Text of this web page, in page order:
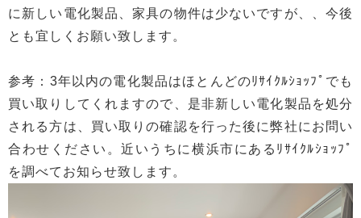
に新しい電化製品、家具の物件は少ないですが、、今後
とも宜しくお願い致します。
参考：3年以内の電化製品はほとんどのﾘｻｲｸﾙｼｮｯﾌﾟでも
買い取りしてくれますので、是非新しい電化製品を処分
される方は、買い取りの確認を行った後に弊社にお問い
合わせください。近いうちに横浜市にあるﾘｻｲｸﾙｼｮｯﾌﾟ
を調べてお知らせ致します。